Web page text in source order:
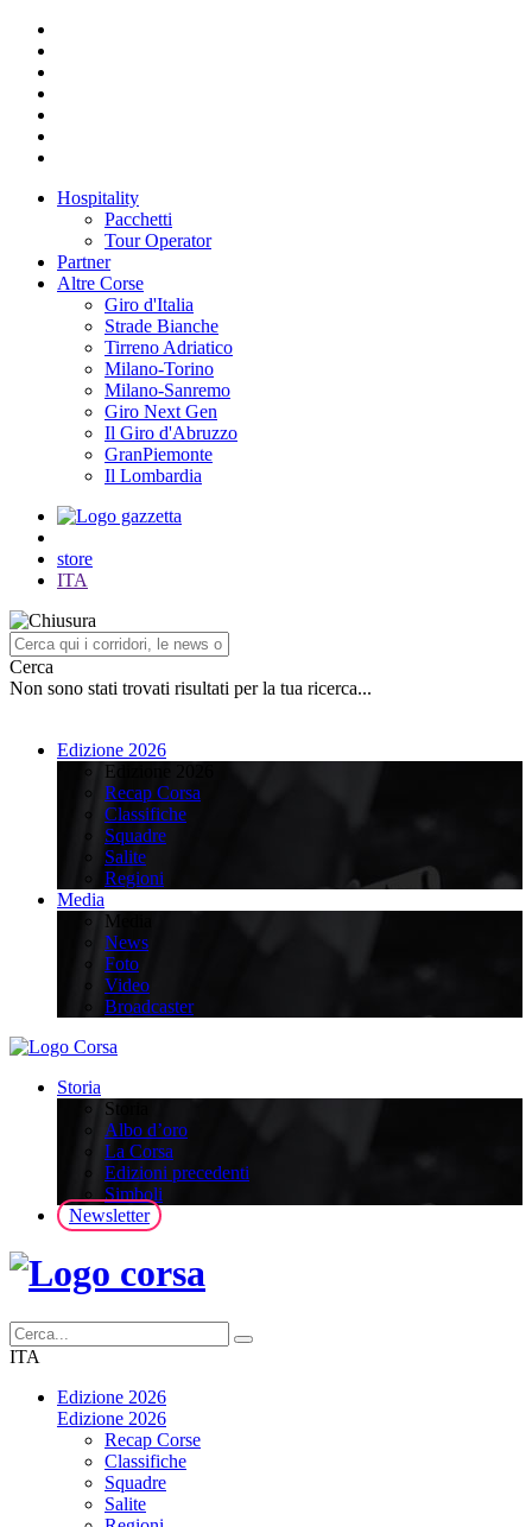
Hospitality
Pacchetti
Tour Operator
Partner
Altre Corse
Giro d'Italia
Strade Bianche
Tirreno Adriatico
Milano-Torino
Milano-Sanremo
Giro Next Gen
Il Giro d'Abruzzo
GranPiemonte
Il Lombardia
store
ITA
Cerca
Non sono stati trovati risultati per la tua ricerca...
Edizione 2026
Edizione 2026
Recap Corsa
Classifiche
Squadre
Salite
Regioni
Media
Media
News
Foto
Video
Broadcaster
Storia
Storia
Albo d’oro
La Corsa
Edizioni precedenti
Simboli
Newsletter
ITA
Edizione 2026
Edizione 2026
Recap Corse
Classifiche
Squadre
Salite